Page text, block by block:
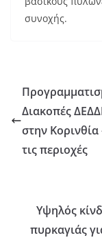
συνοχής.
Διακοπές
στην Κορινθία
τις περιοχές
Υψηλός
πυρκαγιάς